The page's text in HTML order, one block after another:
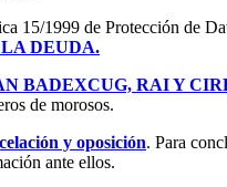
15/1999 de Protección de
DEUDA.
BADEXCUG, RAI Y
de morosos.
y oposición. Para
ante ellos.